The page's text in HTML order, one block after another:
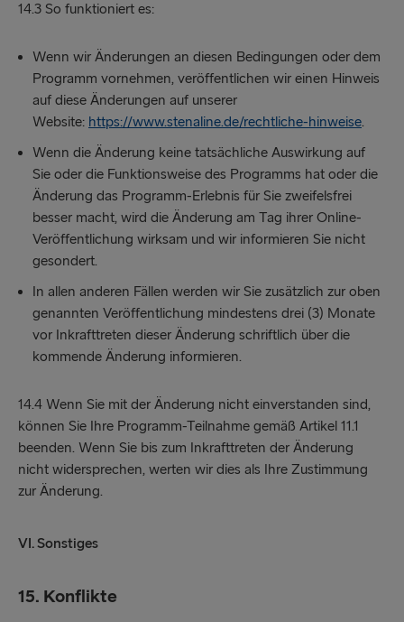
14.3 So funktioniert es:
Wenn wir Änderungen an diesen Bedingungen oder dem
Programm vornehmen, veröffentlichen wir einen Hinweis
auf diese Änderungen auf unserer
Website: https://www.stenaline.de/rechtliche-hinweise.
Wenn die Änderung keine tatsächliche Auswirkung auf
Sie oder die Funktionsweise des Programms hat oder die
Änderung das Programm-Erlebnis für Sie zweifelsfrei
besser macht, wird die Änderung am Tag ihrer Online-
Veröffentlichung wirksam und wir informieren Sie nicht
gesondert.
In allen anderen Fällen werden wir Sie zusätzlich zur oben
genannten Veröffentlichung mindestens drei (3) Monate
vor Inkrafttreten dieser Änderung schriftlich über die
kommende Änderung informieren.
14.4 Wenn Sie mit der Änderung nicht einverstanden sind,
können Sie Ihre Programm-Teilnahme gemäß Artikel 11.1
beenden. Wenn Sie bis zum Inkrafttreten der Änderung
nicht widersprechen, werten wir dies als Ihre Zustimmung
zur Änderung.
VI. Sonstiges
15. Konflikte